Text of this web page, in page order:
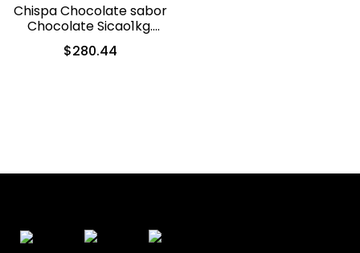
Chispa Chocolate sabor
Chocolate Sicao1kg.
(0312-A99)
$280.44